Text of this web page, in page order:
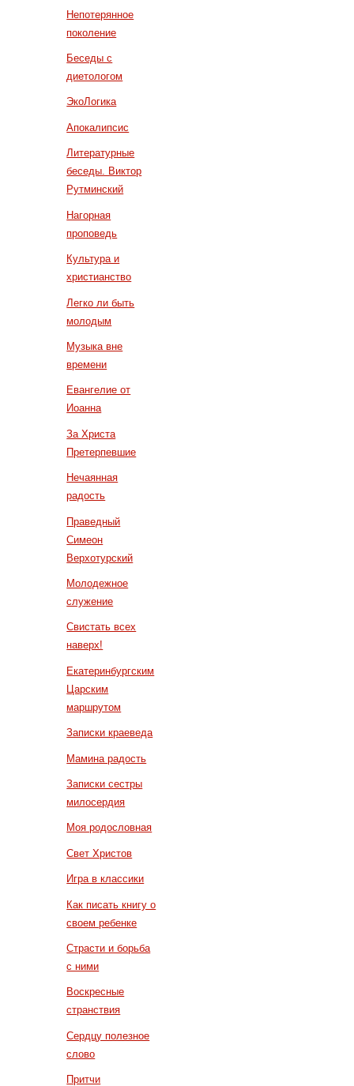
Непотерянное
поколение
Беседы с
диетологом
ЭкоЛогика
Апокалипсис
Литературные
беседы. Виктор
Рутминский
Нагорная
проповедь
Культура и
христианство
Легко ли быть
молодым
Музыка вне
времени
Евангелие от
Иоанна
За Христа
Претерпевшие
Нечаянная
радость
Праведный
Симеон
Верхотурский
Молодежное
служение
Свистать всех
наверх!
Екатеринбургским
Царским
маршрутом
Записки краеведа
Мамина радость
Записки сестры
милосердия
Моя родословная
Свет Христов
Игра в классики
Как писать книгу о
своем ребенке
Страсти и борьба
с ними
Воскресные
странствия
Сердцу полезное
слово
Притчи